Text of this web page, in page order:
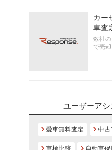
カー
車査
数社
で売却
ユーザーアシ
愛車無料査定 中古
車検比較 自動車保